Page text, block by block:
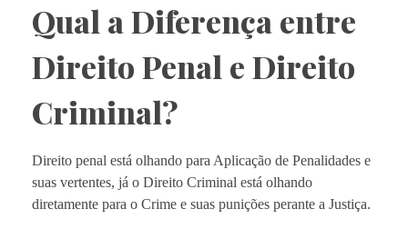
Qual a Diferença entre
Direito Penal e Direito
Criminal?
Direito penal está olhando para Aplicação de Penalidades e
suas vertentes, já o Direito Criminal está olhando
diretamente para o Crime e suas punições perante a Justiça.